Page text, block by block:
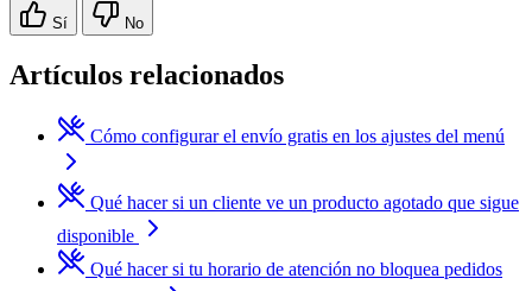
Sí No
Artículos relacionados
Cómo configurar el envío gratis en los ajustes del menú
Qué hacer si un cliente ve un producto agotado que sigue
disponible
Qué hacer si tu horario de atención no bloquea pedidos